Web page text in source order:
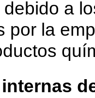
debido a
por la